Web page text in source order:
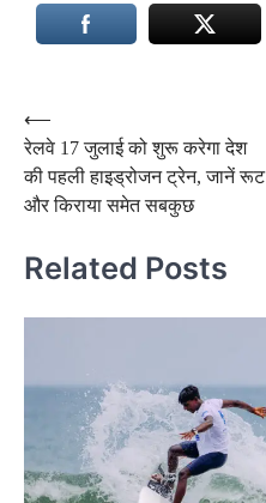
Post
navigation
⟵
रेलवे 17 जुलाई को शुरू करेगा देश
की पहली हाइड्रोजन ट्रेन, जानें रूट
और किराया समेत सबकुछ
Related Posts